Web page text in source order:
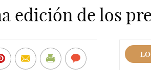
edición de los